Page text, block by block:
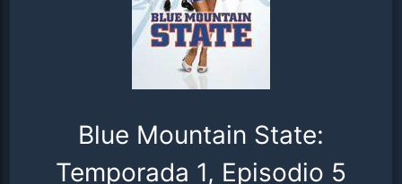
Blue Mountain State:
Temporada 1, Episodio 5